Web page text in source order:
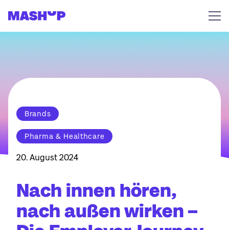
Brands
Pharma & Healthcare
20. August 2024
Nach innen hören,
nach außen wirken –